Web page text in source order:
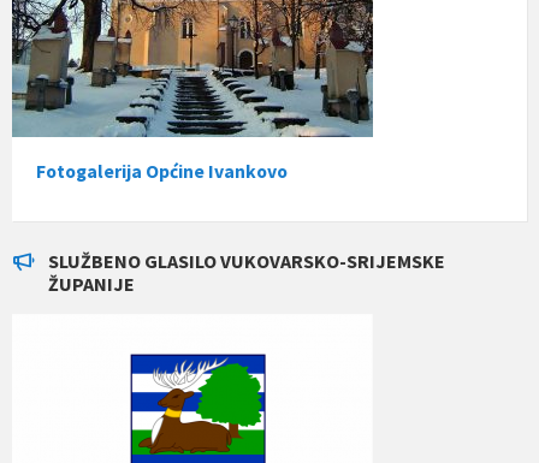
Fotogalerija Općine Ivankovo
SLUŽBENO GLASILO VUKOVARSKO-SRIJEMSKE
ŽUPANIJE